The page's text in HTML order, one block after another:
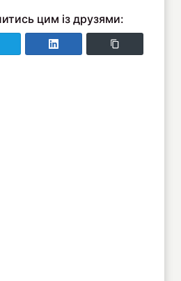
цим із друзями:
Поділитись у TelegramПоділитись у LinkedIn